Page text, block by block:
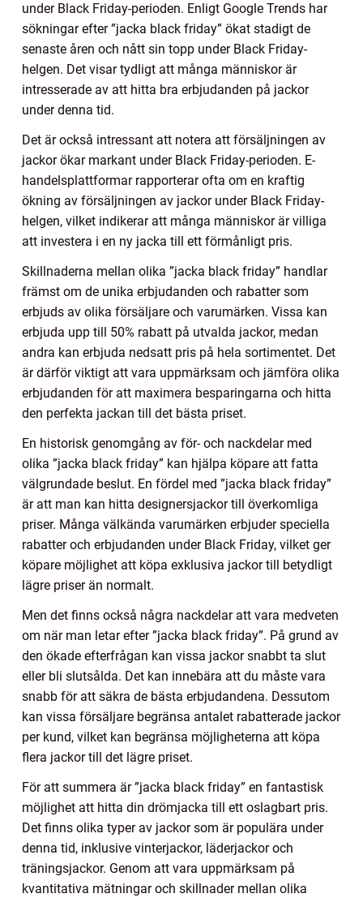
under Black Friday-perioden. Enligt Google Trends har
sökningar efter ”jacka black friday” ökat stadigt de
senaste åren och nått sin topp under Black Friday-
helgen. Det visar tydligt att många människor är
intresserade av att hitta bra erbjudanden på jackor
under denna tid.
Det är också intressant att notera att försäljningen av
jackor ökar markant under Black Friday-perioden. E-
handelsplattformar rapporterar ofta om en kraftig
ökning av försäljningen av jackor under Black Friday-
helgen, vilket indikerar att många människor är villiga
att investera i en ny jacka till ett förmånligt pris.
Skillnaderna mellan olika ”jacka black friday” handlar
främst om de unika erbjudanden och rabatter som
erbjuds av olika försäljare och varumärken. Vissa kan
erbjuda upp till 50% rabatt på utvalda jackor, medan
andra kan erbjuda nedsatt pris på hela sortimentet. Det
är därför viktigt att vara uppmärksam och jämföra olika
erbjudanden för att maximera besparingarna och hitta
den perfekta jackan till det bästa priset.
En historisk genomgång av för- och nackdelar med
olika ”jacka black friday” kan hjälpa köpare att fatta
välgrundade beslut. En fördel med ”jacka black friday”
är att man kan hitta designersjackor till överkomliga
priser. Många välkända varumärken erbjuder speciella
rabatter och erbjudanden under Black Friday, vilket ger
köpare möjlighet att köpa exklusiva jackor till betydligt
lägre priser än normalt.
Men det finns också några nackdelar att vara medveten
om när man letar efter ”jacka black friday”. På grund av
den ökade efterfrågan kan vissa jackor snabbt ta slut
eller bli slutsålda. Det kan innebära att du måste vara
snabb för att säkra de bästa erbjudandena. Dessutom
kan vissa försäljare begränsa antalet rabatterade jackor
per kund, vilket kan begränsa möjligheterna att köpa
flera jackor till det lägre priset.
För att summera är ”jacka black friday” en fantastisk
möjlighet att hitta din drömjacka till ett oslagbart pris.
Det finns olika typer av jackor som är populära under
denna tid, inklusive vinterjackor, läderjackor och
träningsjackor. Genom att vara uppmärksam på
kvantitativa mätningar och skillnader mellan olika